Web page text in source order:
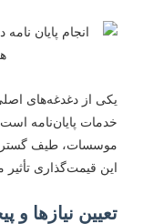
از دغدغه‌های اصلی
پایان‌نامه است. در
طیف گسترده‌ای
قیمت‌گذاری تأثیر
نیازها و